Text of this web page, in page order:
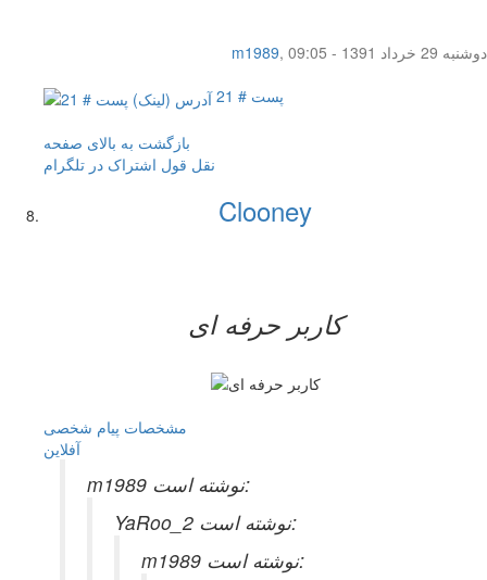
m1989,
دوشنبه 29 خرداد 1391 - 09:05
پست # 21
بازگشت به بالای صفحه
نقل قول اشتراک در تلگرام
Clooney
کاربر حرفه ای
مشخصات پیام شخصی
آفلاين
m1989 نوشته است:
YaRoo_2 نوشته است:
m1989 نوشته است: